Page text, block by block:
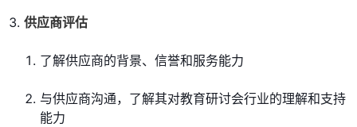
供应商评估
了解供应商的背景、信誉和服务能力
与供应商沟通，了解其对教育研讨会行业的理解和支持
能力